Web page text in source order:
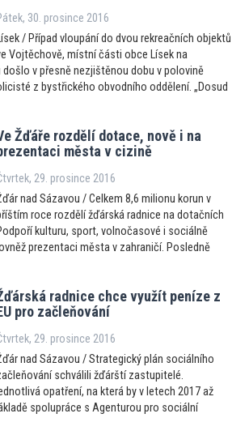
30. prosince 2016
/ Případ vloupání do dvou rekreačních objektů
Vojtěchově, místní části obce Lísek na
došlo v přesně nezjištěnou dobu v polovině
z bystřického obvodního oddělení. „Dosud
Žďáře rozdělí dotace, nově i na
města v cizině
29. prosince 2016
nad Sázavou / Celkem 8,6 milionu korun v
roce rozdělí žďárská radnice na dotačních
kulturu, sport, volnočasové i sociálně
prezentaci města v zahraničí. Posledně
radnice chce využít peníze z
pro začleňování
29. prosince 2016
nad Sázavou / Strategický plán sociálního
schválili žďárští zastupitelé.
opatření, na která by v letech 2017 až
spolupráce s Agenturou pro sociální